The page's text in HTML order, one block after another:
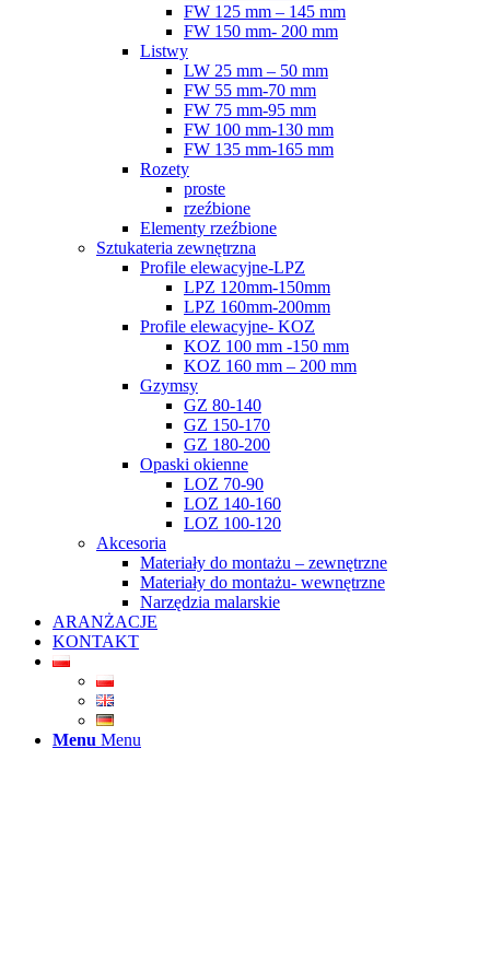
FW 125 mm – 145 mm
FW 150 mm- 200 mm
Listwy
LW 25 mm – 50 mm
FW 55 mm-70 mm
FW 75 mm-95 mm
FW 100 mm-130 mm
FW 135 mm-165 mm
Rozety
proste
rzeźbione
Elementy rzeźbione
Sztukateria zewnętrzna
Profile elewacyjne-LPZ
LPZ 120mm-150mm
LPZ 160mm-200mm
Profile elewacyjne- KOZ
KOZ 100 mm -150 mm
KOZ 160 mm – 200 mm
Gzymsy
GZ 80-140
GZ 150-170
GZ 180-200
Opaski okienne
LOZ 70-90
LOZ 140-160
LOZ 100-120
Akcesoria
Materiały do montażu – zewnętrzne
Materiały do montażu- wewnętrzne
Narzędzia malarskie
ARANŻACJE
KONTAKT
Menu Menu